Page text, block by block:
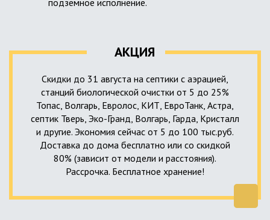
подземное исполнение.
АКЦИЯ
Скидки до 31 августа на септики с аэрацией,
станций биологической очистки от 5 до 25%
Топас, Волгарь, Евролос, КИТ, ЕвроТанк, Астра,
септик Тверь, Эко-Гранд, Волгарь, Гарда, Кристалл
и другие. Экономия сейчас от 5 до 100 тыс.руб.
Доставка до дома бесплатно или со скидкой
80% (зависит от модели и расстояния).
Рассрочка. Бесплатное хранение!